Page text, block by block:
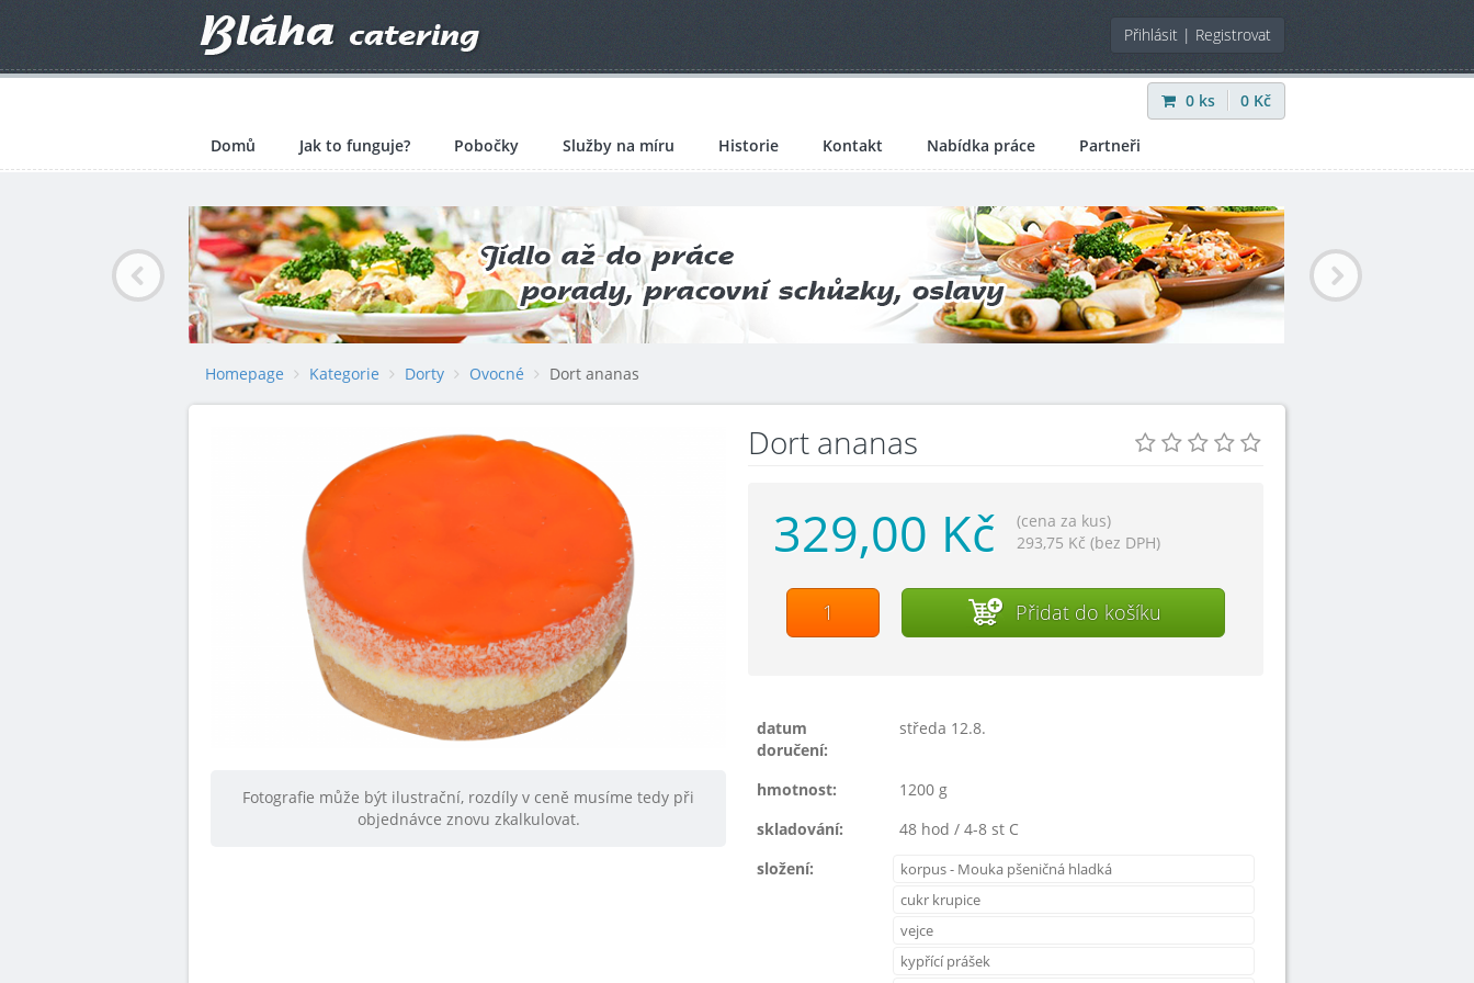
Přihlásit | Registrovat
0 ks 0 Kč
Domů Jak to funguje? Pobočky Služby na míru Historie Kontakt Nabídka práce Partneři
Homepage Kategorie Dorty Ovocné Dort ananas
Fotografie může být ilustrační, rozdíly v ceně musíme tedy při
objednávce znovu zkalkulovat.
Dort ananas
329,00 Kč
(cena za kus)
293,75 Kč (bez DPH)
Přidat do košíku
datum
doručení:
středa 12.8.
hmotnost:
1200 g
skladování:
48 hod / 4-8 st C
složení:
korpus - Mouka pšeničná hladká
cukr krupice
vejce
kypřící prášek